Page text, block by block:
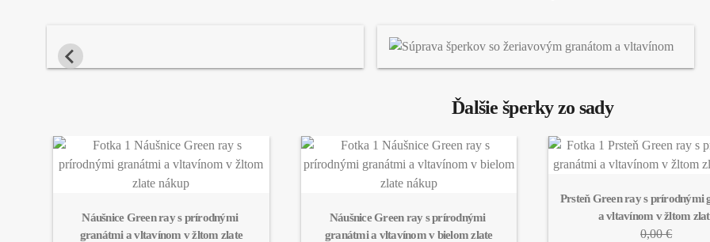
Ďalšie šperky zo sady
Náušnice Green ray s prírodnými
granátmi a vltavínom v žltom zlate
Náušnice Green ray s prírodnými
granátmi a vltavínom v bielom zlate
Prsteň Green ray s prírodnými
a vltavínom v žltom
0,00 €